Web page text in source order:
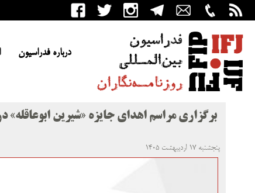
درباره فدراسیون
برگزاری مراسم اهدای جایزه «شیرین ابوعاقله»
پنجشنبه ۱۷ اردیبهشت ۱۴۰۵